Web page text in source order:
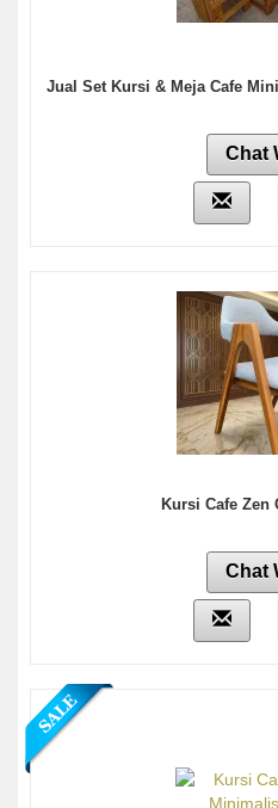
Jual Set Kursi & Meja Cafe
Chat
Kursi Cafe Zen
Chat